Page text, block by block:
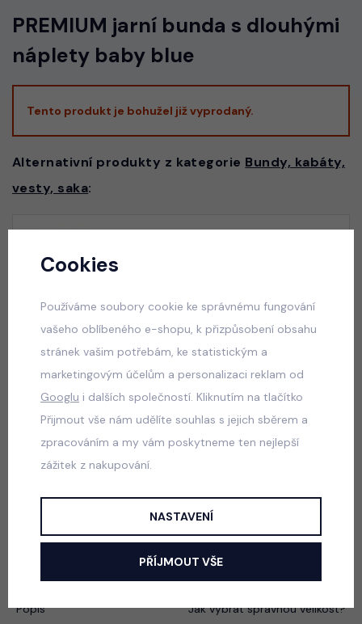
PREMIUM jarní bunda s dlouhými
náplety baby blue
Tento produkt je bohužel již vyprodaný.
Alternativní produkty z kategorie Bundy, kabáty,
vesty, saka:
skladem
Černá long parka
skladem
490 Kč
Jeans kabátek/šaty s páskem
299 Kč
Popis Jak vybrat správnou velikost?
Cookies
Používáme soubory cookie ke správnému fungování
vašeho oblíbeného e-shopu, k přizpůsobení obsahu
stránek vašim potřebám, ke statistickým a
marketingovým účelům a personalizaci reklam od
Googlu i dalších společností. Kliknutím na tlačítko
Přijmout vše nám udělíte souhlas s jejich sběrem a
zpracováním a my vám poskytneme ten nejlepší
zážitek z nakupování.
NASTAVENÍ
PŘÍJMOUT VŠE